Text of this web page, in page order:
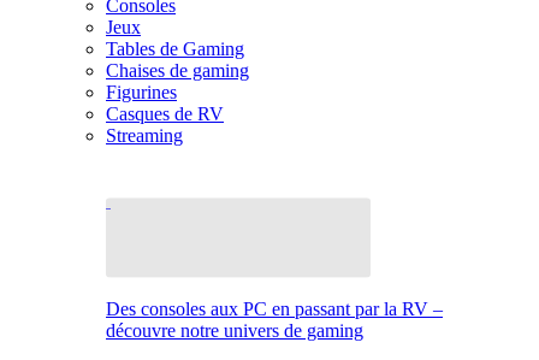
Consoles
Jeux
Tables de Gaming
Chaises de gaming
Figurines
Casques de RV
Streaming
Des consoles aux PC en passant par la RV –
découvre notre univers de gaming